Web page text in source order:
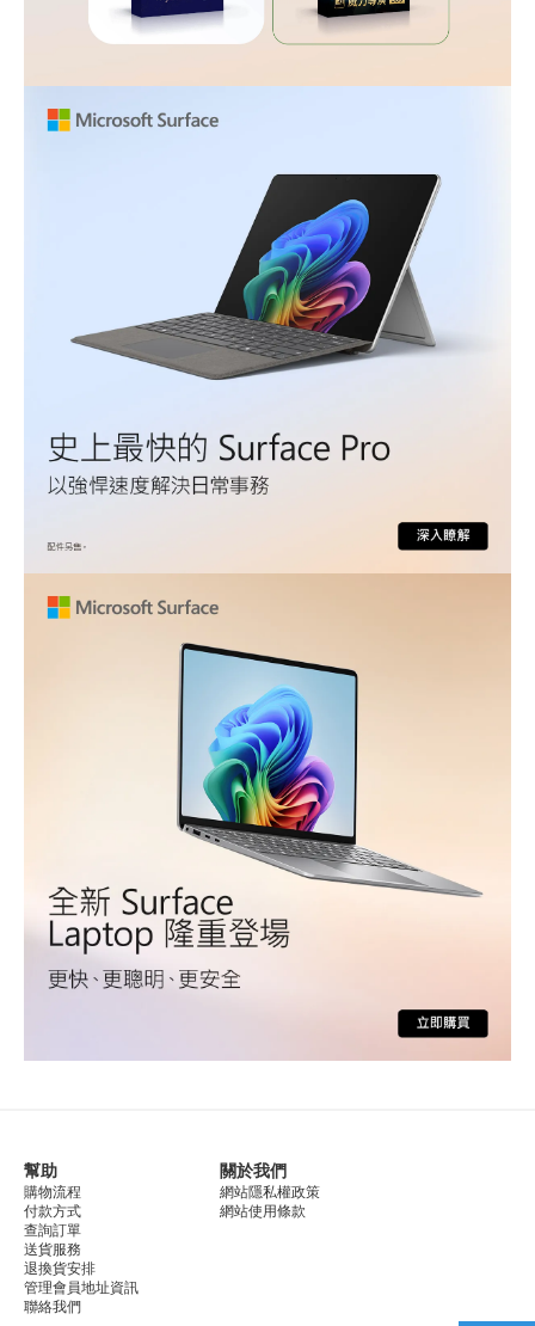
幫助
購物流程
付款方式
查詢訂單
送貨服務
退換貨安排
管理會員地址資訊
聯絡我們
關於我們
網站隱私權政策
網站使用條款